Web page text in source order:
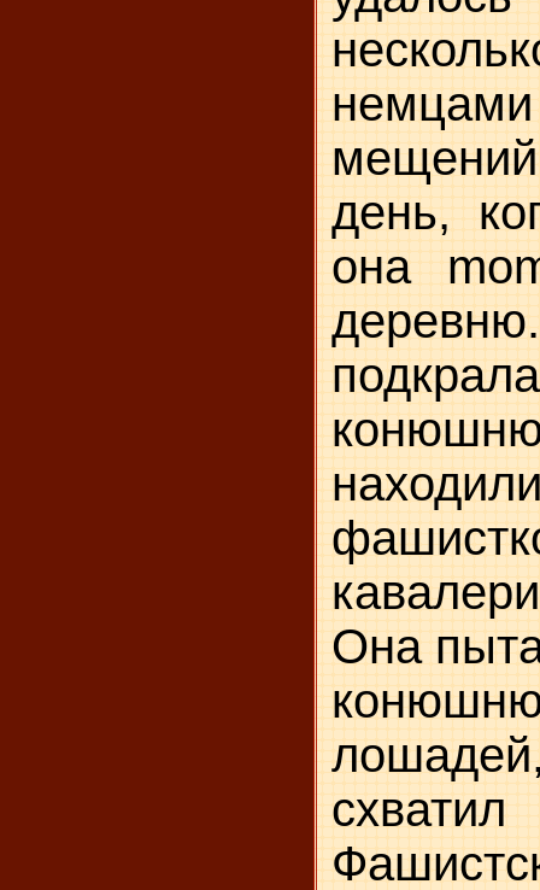
день,
она
Она